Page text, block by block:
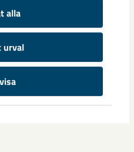
alla
urval
utbytta
utbytta mot ny konstruktion
transportörer